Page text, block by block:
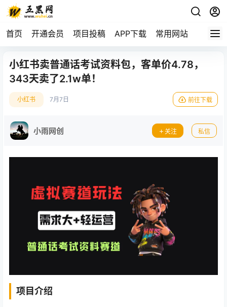
首页 开通会员 项目投稿 APP下载 常用网站
小红书卖普通话考试资料包，客单价4.78，
343天卖了2.1w单！
小红书 7月7日 前往下载
小雨网创 关注 私信
项目介绍